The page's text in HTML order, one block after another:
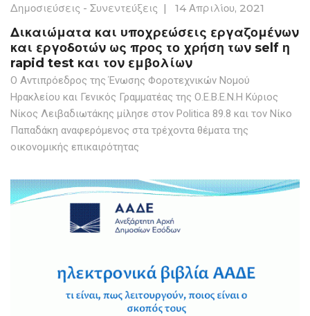
Δημοσιεύσεις - Συνεντεύξεις | 14 Απριλίου, 2021
Δικαιώματα και υποχρεώσεις εργαζομένων
και εργοδοτών ως προς το χρήση των self η
rapid test και τον εμβολίων
Ο Αντιπρόεδρος της Ένωσης Φοροτεχνικών Νομού
Ηρακλείου και Γενικός Γραμματέας της Ο.Ε.Β.Ε.Ν.Η Κύριος
Νίκος Λειβαδιωτάκης μίλησε στον Politica 89.8 και τον Νίκο
Παπαδάκη αναφερόμενος στα τρέχοντα θέματα της
οικονομικής επικαιρότητας